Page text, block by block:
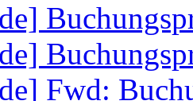
Fwd: